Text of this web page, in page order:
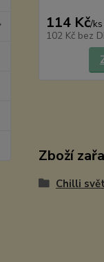
114 Kč/ks
102 Kč bez
Zboží
Chilli